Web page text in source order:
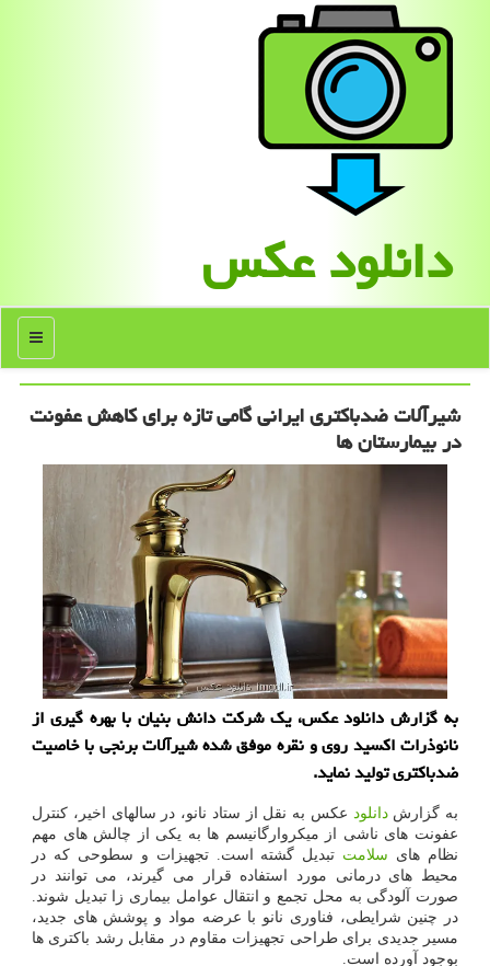
دانلود عكس
منو
شیرآلات ضدباکتری ایرانی گامی تازه برای کاهش عفونت
در بیمارستان ها
به گزارش دانلود عکس، یک شرکت دانش بنیان با بهره گیری از
نانوذرات اکسید روی و نقره موفق شده شیرآلات برنجی با خاصیت
ضدباکتری تولید نماید.
به گزارشدانلود عکس به نقل از ستاد نانو، در سالهای اخیر، کنترل
عفونت های ناشی از میکروارگانیسم ها به یکی از چالش های مهم
نظام های سلامت تبدیل گشته است. تجهیزات و سطوحی که در
محیط های درمانی مورد استفاده قرار می گیرند، می توانند در
صورت آلودگی به محل تجمع و انتقال عوامل بیماری زا تبدیل شوند.
در چنین شرایطی، فناوری نانو با عرضه مواد و پوشش های جدید،
مسیر جدیدی برای طراحی تجهیزات مقاوم در مقابل رشد باکتری ها
بوجود آورده است.